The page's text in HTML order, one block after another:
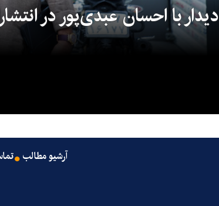
دیدار با احسان عبدی‌پور در
آرشیو مطالب